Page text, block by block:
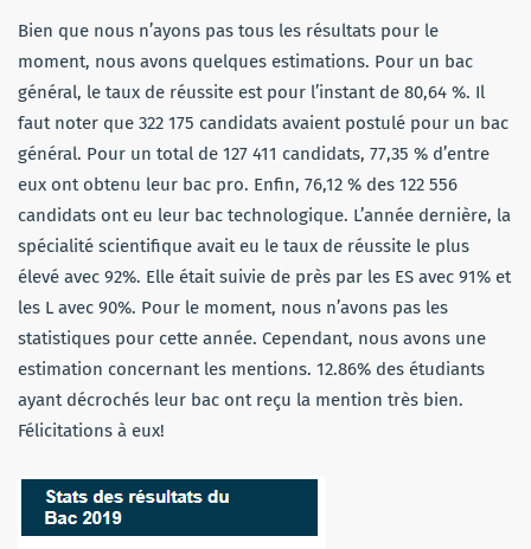
Bien que nous n’ayons pas tous les résultats pour le
moment, nous avons quelques estimations. Pour un bac
général, le taux de réussite est pour l’instant de 80,64 %. Il
faut noter que 322 175 candidats avaient postulé pour un bac
général. Pour un total de 127 411 candidats, 77,35 % d’entre
eux ont obtenu leur bac pro. Enfin, 76,12 % des 122 556
candidats ont eu leur bac technologique. L’année dernière, la
spécialité scientifique avait eu le taux de réussite le plus
élevé avec 92%. Elle était suivie de près par les ES avec 91% et
les L avec 90%. Pour le moment, nous n’avons pas les
statistiques pour cette année. Cependant, nous avons une
estimation concernant les mentions. 12.86% des étudiants
ayant décrochés leur bac ont reçu la mention très bien.
Félicitations à eux!